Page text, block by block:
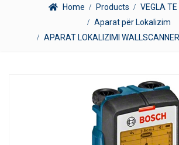
Home Products
VEGLA
Aparat për Lokalizim
APARAT LOKALIZIMI